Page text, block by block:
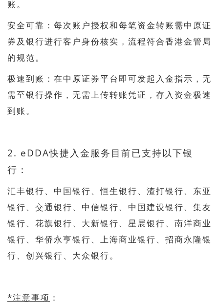
账。
安全可靠：每次账户授权和每笔资金转账需中原证
券及银行进行客户身份核实，流程符合香港金管局
的规范。
极速到账：在中原证券平台即可发起入金指示，无
需至银行操作，无需上传转账凭证，存入资金极速
到账。
2. eDDA快捷入金服务目前已支持以下银
行：
汇丰银行、中国银行、恒生银行、渣打银行、东亚
银行、交通银行、中信银行、中国建设银行、集友
银行、花旗银行、大新银行、星展银行、南洋商业
银行、华侨永亨银行、上海商业银行、招商永隆银
行、创兴银行、大众银行。
*注意事项 ：